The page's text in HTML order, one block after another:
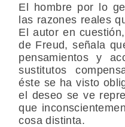
El hombre por lo
las razones reales
El autor en
de Freud, señala
pensamientos y
sustitutos
éste se ha visto
el deseo se ve
que
cosa distinta.